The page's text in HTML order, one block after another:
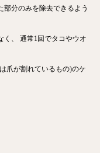
部分のみを除去できるよう
く、 通常1回でタコやウオ
爪が割れているもの)のケ